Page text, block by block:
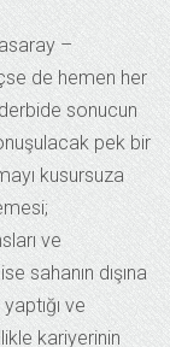
–
de hemen her
sonucun
pek bir
kusursuza
ve
sahanın dışına
ve
kariyerinin